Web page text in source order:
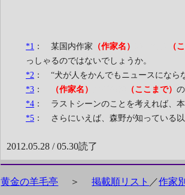
*1 ： 某国内作家 （作家名） （
っしゃるのではないでしょうか。
*2 ： “犬が人をかんでもニュースになら
*3 ： （作家名） （ここまで）
*4 ： ラストシーンのことを考えれば、
*5 ： さらにいえば、森野が知っている
2012.05.28 / 05.30読了
黄金の羊毛亭 ＞ 掲載順リスト ／作家